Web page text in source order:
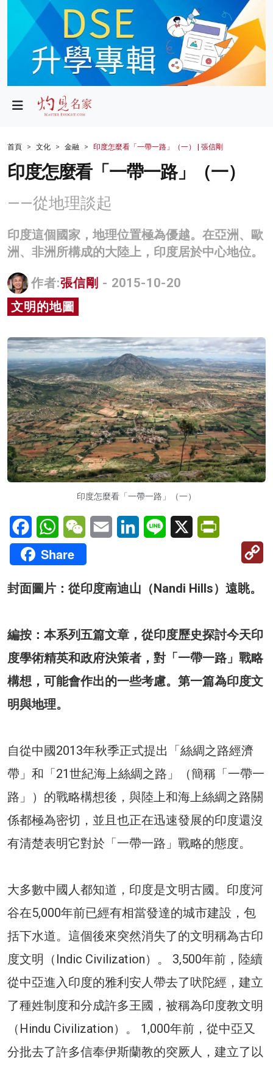
政局
財經
生活
科技
名家榜
灼見活動
關於我們
首頁 文化 金融 印度怎麼看「一帶一路」（一） | 張信剛
印度怎麼看「一帶一路」（一）
——從地理談起
印度這個國家，地理位置極為優越。在亞洲、歐
洲、非洲所構成的大陸上，印度居於中心地位。
作者:張信剛 - 2015-10-20
文明的地圖
印度怎麼看「一帶一路」（一）
FacebookWhatsAppWeChatEmail LinkedInLine X
Share
封面圖片：從印度南迪山（Nandi Hills）遠眺。
編按：本系列五篇文章，從印度歷史探討今天印
度學術精英和政府決策者，對「一帶一路」戰略
構想，可能會作出的一些考慮。第一篇為印度文
明與地理。
自從中國2013年秋季正式提出「絲綢之路經濟
帶」和「21世紀海上絲綢之路」（簡稱「一帶一
路」）的戰略構想後，與陸上和海上絲綢之路關
係都極為密切，並且也正在迅速發展的印度還沒
有清楚表明它對於「一帶一路」戰略的態度。
大多數中國人都知道，印度是文明古國。印度河
谷在5,000年前已經有相當發達的城市建設，包
括下水道。這個後來突然消失了的文明稱為古印
度文明（Indic Civilization）。 3,500年前，陸續
從中亞進入印度的雅利安人帶去了吠陀經，建立
了種姓制度和分成許多王國，被稱為印度教文明
（Hindu Civilization）。 1,000年前，從中亞又
分批去了許多信奉伊斯蘭教的突厥人，建立了以